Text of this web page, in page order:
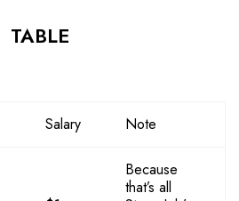
TABLE
Salary Note
Because
that’s all